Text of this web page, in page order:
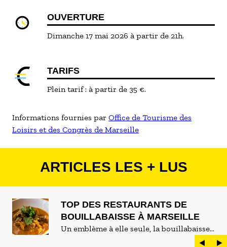
OUVERTURE
Dimanche 17 mai 2026 à partir de 21h.
TARIFS
Plein tarif : à partir de 35 €.
Informations fournies par Office de Tourisme des
Loisirs et des Congrès de Marseille
ARTICLES LES + LUS
TOP DES RESTAURANTS DE
BOUILLABAISSE À MARSEILLE
Un emblème à elle seule, la bouillabaisse
est LE plat marseillais par excellence. On